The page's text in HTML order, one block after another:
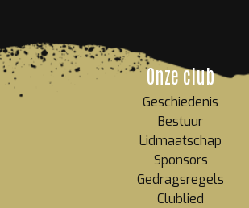
Onze club
Geschiedenis
Bestuur
Lidmaatschap
Sponsors
Gedragsregels
Clublied